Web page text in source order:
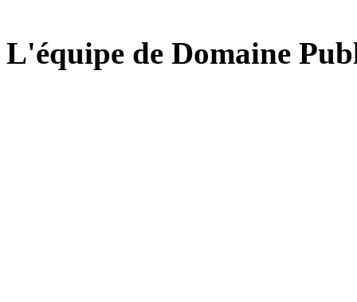
L'équipe de Domaine